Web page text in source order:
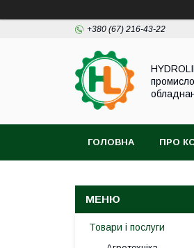
+380 (67) 216-43-22
ГОЛОВНА ПРО
Товари і послуги